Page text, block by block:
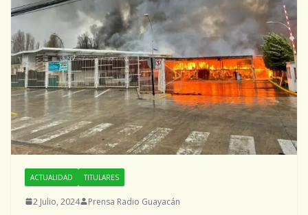
ACTUALIDAD TITULARES
2 Julio, 2024 Prensa Radio Guayacán